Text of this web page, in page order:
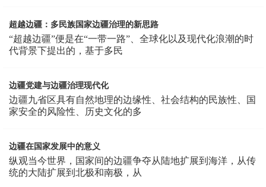
超越边疆：多民族国家边疆治理的新思路
“超越边疆”便是在“一带一路”、全球化以及现代化浪潮的时
代背景下提出的，基于多民
边疆党建与边疆治理现代化
边疆九省区具有自然地理的边缘性、社会结构的民族性、国
家安全的风险性、历史文化的多
边疆在国家发展中的意义
纵观当今世界，国家间的边疆争夺从陆地扩展到海洋，从传
统的大陆扩展到北极和南极，从